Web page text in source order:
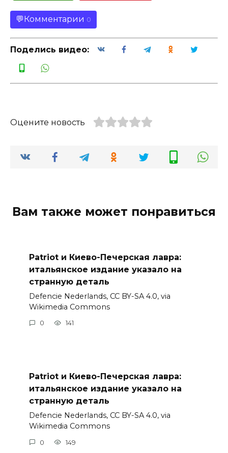
Комментарии 0
Поделись видео:
Оцените новость
Вам также может понравиться
Patriot и Киево-Печерская лавра:
итальянское издание указало на
странную деталь
Defencie Nederlands, CC BY-SA 4.0, via
Wikimedia Commons
0 141
Patriot и Киево-Печерская лавра:
итальянское издание указало на
странную деталь
Defencie Nederlands, CC BY-SA 4.0, via
Wikimedia Commons
0 149